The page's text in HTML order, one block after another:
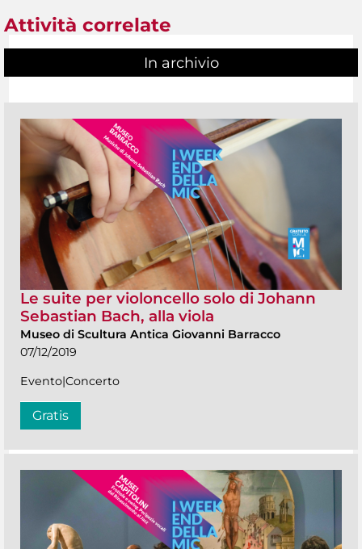
Attività correlate
In archivio
Le suite per violoncello solo di Johann
Sebastian Bach, alla viola
Museo di Scultura Antica Giovanni Barracco
07/12/2019
Evento|Concerto
Gratis